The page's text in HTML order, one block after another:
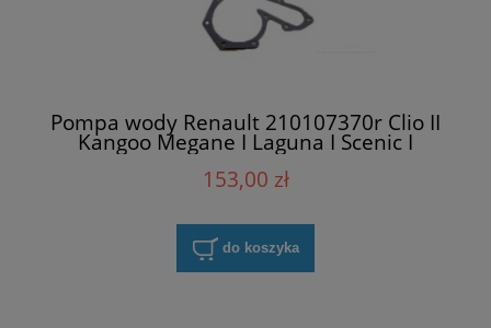
Pompa wody Renault 210107370r Clio II
Kangoo Megane I Laguna I Scenic I
153,00 zł
do koszyka